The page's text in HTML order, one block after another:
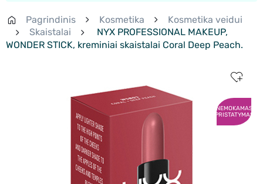
Pagrindinis Kosmetika
Kosmetika veidui
Skaistalai
NYX PROFESSIONAL MAKEUP,
WONDER STICK, kreminiai skaistalai Coral Deep Peach.
NEMOKAMAS
PRISTATYMAS